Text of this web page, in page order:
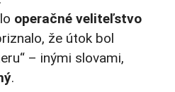
operačné veliteľstvo
že útok bol
– inými slovami,
.